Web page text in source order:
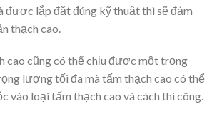
được lắp đặt đúng kỹ thuật thì sẽ đảm
thạch cao.
cao cũng có thể chịu được một trọng
lượng tối đa mà tấm thạch cao có thể
vào loại tấm thạch cao và cách thi công.